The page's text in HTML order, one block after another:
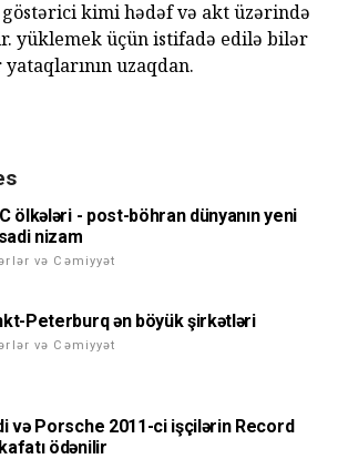
kimi hədəf və akt üzərində
yüklemek üçün istifadə edilə bilər
uzaqdan.
ölkələri - post-böhran dünyanın yeni
nizam
və Cəmiyyət
Peterburq ən böyük şirkətləri
və Cəmiyyət
və Porsche 2011-ci işçilərin Record
ödənilir